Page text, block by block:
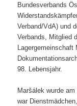
Bundesverbands
Verband/VdA) und
Verbands, Mitglied
Lagergemeinschaft
98. Lebensjahr.
Maršálek wurde
war